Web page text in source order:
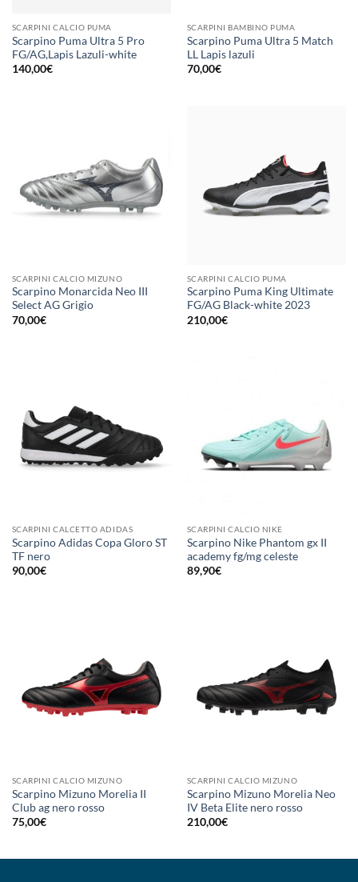
SCARPINI CALCIO PUMA
Scarpino Puma Ultra 5 Pro
FG/AG,Lapis Lazuli-white
140,00€
SCARPINI BAMBINO PUMA
Scarpino Puma Ultra 5 Match
LL Lapis lazuli
70,00€
SCARPINI CALCIO MIZUNO
Scarpino Monarcida Neo III
Select AG Grigio
70,00€
SCARPINI CALCIO PUMA
Scarpino Puma King Ultimate
FG/AG Black-white 2023
210,00€
SCARPINI CALCETTO ADIDAS
Scarpino Adidas Copa Gloro ST
TF nero
90,00€
SCARPINI CALCIO NIKE
Scarpino Nike Phantom gx II
academy fg/mg celeste
89,90€
SCARPINI CALCIO MIZUNO
Scarpino Mizuno Morelia II
Club ag nero rosso
75,00€
SCARPINI CALCIO MIZUNO
Scarpino Mizuno Morelia Neo
IV Beta Elite nero rosso
210,00€